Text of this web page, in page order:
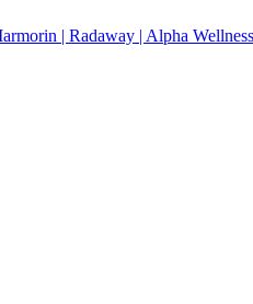
| Radaway | Alpha